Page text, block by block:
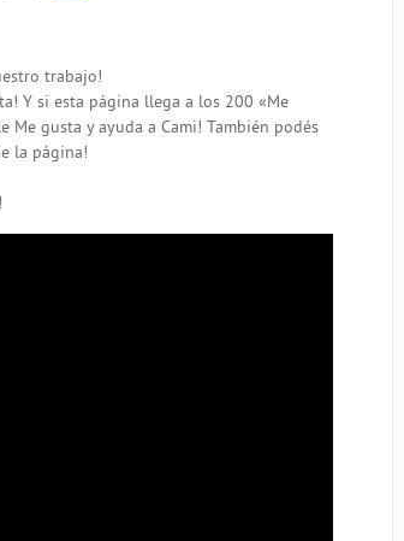
trabajo!
Y si esta página llega a los 200 «Me
Me gusta y ayuda a Cami! También podés
la página!